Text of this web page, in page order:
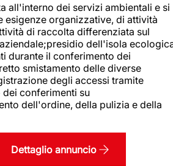
all'interno dei servizi ambientali e si
esigenze organizzative, di attività
di raccolta differenziata sul
dell'isola
durante il conferimento dei
smistamento delle diverse
degli accessi tramite
dei conferimenti su
dell'ordine, della pulizia e della
Dettaglio annuncio